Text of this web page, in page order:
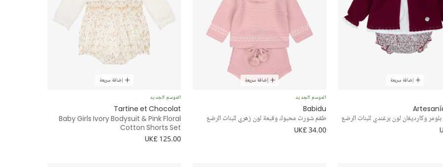
إضافة سريعة
وكارديغان لون برغندي للبنات الرضع
إضافة سريعة
الموسم الجديد
Babidu
طقم شورت محبوك وقبعة لون زهري للبنات الرضع
UK£ 34.00
إضافة سريعة
الموسم الجديد
Tartine et Chocolat
Baby Girls Ivory Bodysuit & Pink Floral
Cotton Shorts Set
UK£ 125.00